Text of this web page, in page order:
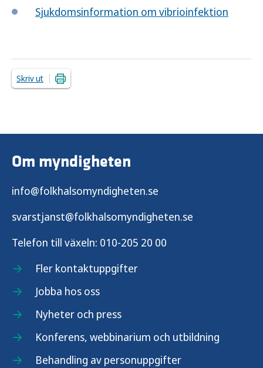
Sjukdomsinformation om vibrioinfektion
Skriv ut
Om myndigheten
info@folkhalsomyndigheten.se
svarstjanst@folkhalsomyndigheten.se
Telefon till växeln: 010-205 20 00
Fler kontaktuppgifter
Jobba hos oss
Nyheter och press
Konferens, webbinarium och utbildning
Behandling av personuppgifter